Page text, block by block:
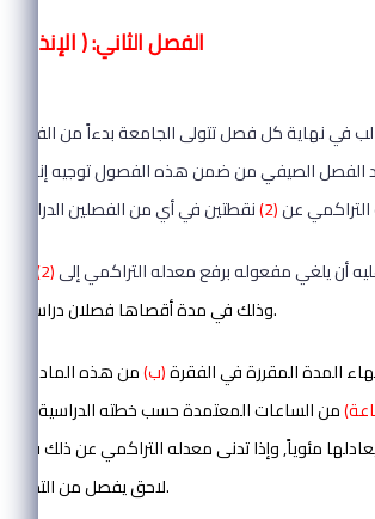
الفصل الثاني: (
الفصل الصيفي من ضمن هذه الفصول توجيه إنذار
عن(2)
أن يلغي مفعوله برفع معدله التراكمي إلى(2)
وذلك في مدة أقصاها فصلان دراسيان من تاريخ الإنذار.
المدة المقررة في الفقرة(ب)من هذه المادة,
من الساعات المعتمدة حسب خطته الدراسية, على
مئوياً, وإذا تدنى معدله التراكمي عن ذلك
لاحق يفصل من التخصص من دون إنذار.